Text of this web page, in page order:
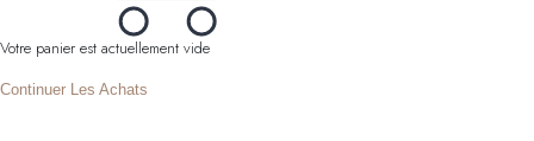
Votre panier est actuellement vide
Continuer Les Achats